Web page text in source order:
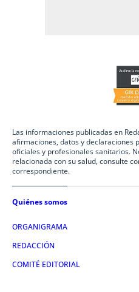
Las informaciones publicadas en
afirmaciones, datos y declaraciones
oficiales y profesionales sanitarios.
relacionada con su salud, consulte
correspondiente.
Quiénes somos
ORGANIGRAMA
REDACCIÓN
COMITÉ EDITORIAL